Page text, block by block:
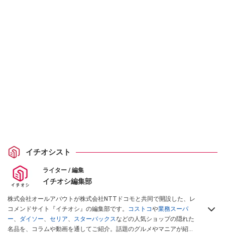
イチオシスト
ライター / 編集
イチオシ編集部
株式会社オールアバウトが株式会社NTTドコモと共同で開設した、レ
コメンドサイト『イチオシ』の編集部です。 コストコや業務スーパ
ー、 ダイソー、 セリア、 スターバックスなどの人気ショップの隠れた
名品を、コラムや動画を通してご紹介。話題のグルメやマニアが紹介